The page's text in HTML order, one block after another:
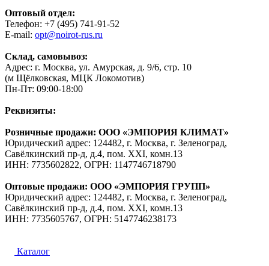
Оптовый отдел:
Телефон: +7 (495) 741-91-52
E-mail: opt@noirot-rus.ru
Склад, самовывоз:
Адрес: г. Москва, ул. Амурская, д. 9/6, стр. 10
(м Щёлковская, МЦК Локомотив)
Пн-Пт: 09:00-18:00
Реквизиты:
Розничные продажи: ООО «ЭМПОРИЯ КЛИМАТ»
Юридический адрес: 124482, г. Москва, г. Зеленоград,
Савёлкинский пр-д, д.4, пом. XXI, комн.13
ИНН: 7735602822, ОГРН: 1147746718790
Оптовые продажи: ООО «ЭМПОРИЯ ГРУПП»
Юридический адрес: 124482, г. Москва, г. Зеленоград,
Савёлкинский пр-д, д.4, пом. XXI, комн.13
ИНН: 7735605767, ОГРН: 5147746238173
Каталог